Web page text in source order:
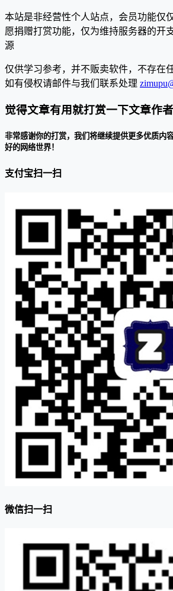
本站是非经营性个人站点，会员功能仅
愿捐赠打赏功能，仅为维持服务器的开
源
仅供学习参考，并不贩卖软件，不存在
如有侵权请邮件与我们联系处理
觉得文章有用就打赏一下文章作者
非常感谢你的打赏，我们将继续提供更多优质内
好的网络世界！
支付宝扫一扫
微信扫一扫